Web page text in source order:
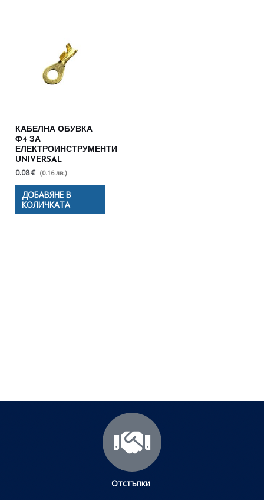
КАБЕЛНА ОБУВКА
Ф4 ЗА
ЕЛЕКТРОИНСТРУМЕНТИ
UNIVERSAL
0.08 € (0.16 лв.)
ДОБАВЯНЕ В
КОЛИЧКАТА
Отстъпки